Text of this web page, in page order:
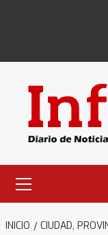
primario
INICIO CIUDAD,